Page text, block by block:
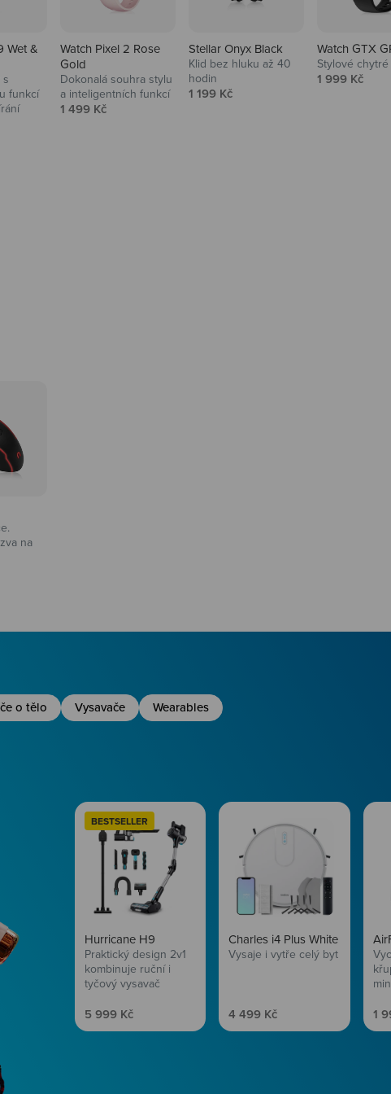
Wet &
s
funkcí
Watch Pixel 2 Rose
Gold
Dokonalá souhra stylu
a inteligentních funkcí
Prodejní cena
1 499 Kč
Stellar Onyx Black
Klid bez hluku až 40
hodin
Prodejní cena
1 199 Kč
Watch GTX
Stylové
Prodejní cena
1 999 Kč
na
o tělo Vysavače Wearables
BESTSELLER
Hurricane H9
Praktický design 2v1
kombinuje ruční i
tyčový vysavač
Prodejní cena
5 999 Kč
Charles i4 Plus White
Vysaje i vytře celý byt
Prodejní cena
4 499 Kč 1
Péče o vlasy